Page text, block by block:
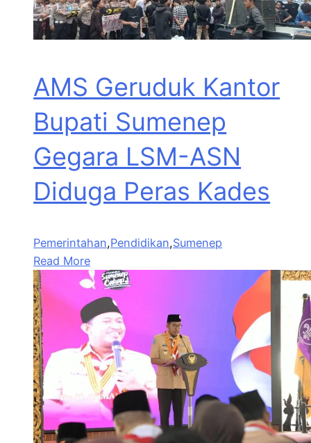
AMS Geruduk Kantor
Bupati Sumenep
Gegara LSM-ASN
Diduga Peras Kades
Pemerintahan,Pendidikan,Sumenep
Read More